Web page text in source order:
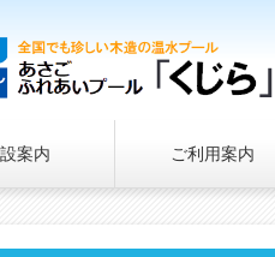
案内 ご利用案内